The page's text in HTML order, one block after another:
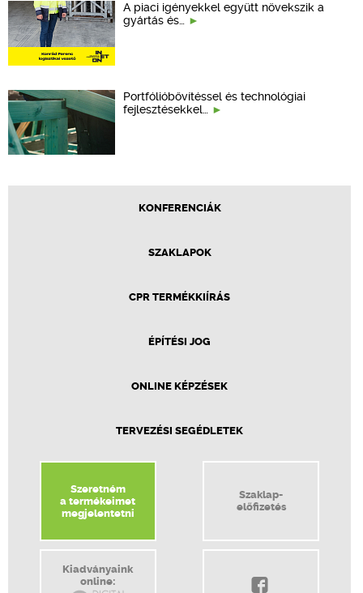
A piaci igényekkel együtt növekszik a
gyártás és…
Portfólióbővítéssel és technológiai
fejlesztésekkel…
KONFERENCIÁK
SZAKLAPOK
CPR TERMÉKKIÍRÁS
ÉPÍTÉSI JOG
ONLINE KÉPZÉSEK
TERVEZÉSI SEGÉDLETEK
Szeretném
a termékeimet
megjelentetni
Szaklap-
előfizetés
Kiadványaink
online: